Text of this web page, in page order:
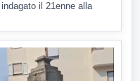
il 21enne alla